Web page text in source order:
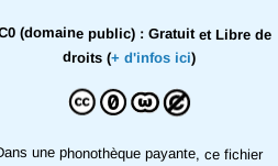
(domaine public) : Gratuit et Libre de
droits (+ d'infos ici)
une phonothèque payante, ce fichier